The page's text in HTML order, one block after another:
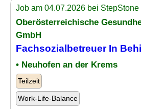
Job am 04.07.2026 bei StepStone
Oberösterreichische
GmbH
Fachsozialbetreuer In
• Neuhofen an der Krems
Teilzeit
Work-Life-Balance